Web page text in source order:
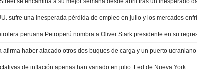
afirma haber atacado otros dos buques de carga y un puerto ucraniano
de inflación apenas han variado en julio: Fed de Nueva York